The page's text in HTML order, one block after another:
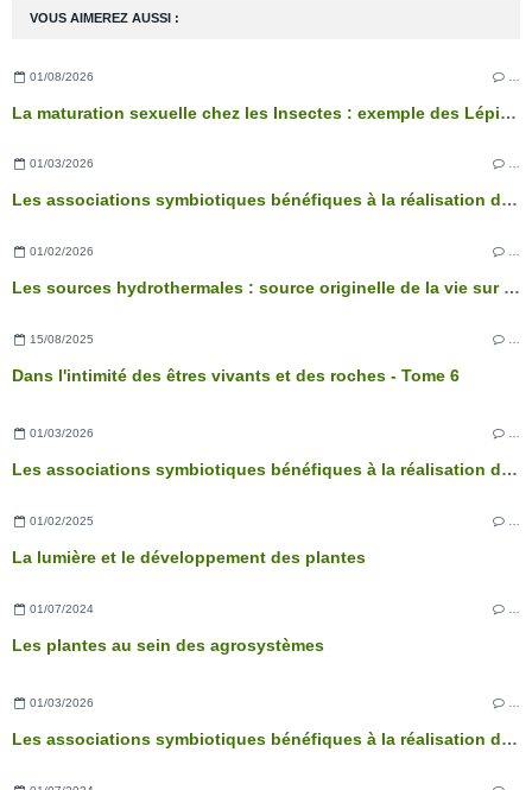
VOUS AIMEREZ AUSSI :
01/08/2026
La maturation sexuelle chez les Insectes : exemple des Lépidoptères
01/03/2026 …
Les associations symbiotiques bénéfiques à la réalisation des fonctions physiologiques de l’arbre
01/02/2026
Les sources hydrothermales : source originelle de la vie sur Terre ?
15/08/2025
Dans l'intimité des êtres vivants et des roches - Tome 6
01/03/2026 …
Les associations symbiotiques bénéfiques à la réalisation des fonctions physiologiques de l’arbre
01/02/2025
La lumière et le développement des plantes
01/07/2024
Les plantes au sein des agrosystèmes
01/03/2026
Les associations symbiotiques bénéfiques à la réalisation des fonctions physiologiques de l’arbre